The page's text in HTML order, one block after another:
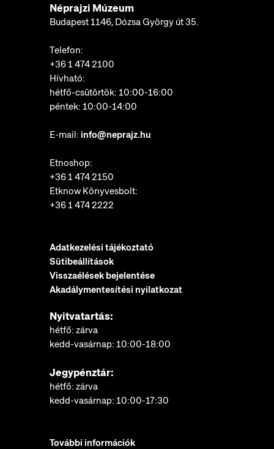
Néprajzi Múzeum
Budapest 1146, Dózsa György út 35.
Telefon:
+36 1 474 2100
Hívható:
hétfő-csütörtök: 10:00-16:00
péntek: 10:00-14:00
E-mail: info@neprajz.hu
Etnoshop:
+36 1 474 2150
Etknow Könyvesbolt:
+36 1 474 2222
Adatkezelési tájékoztató
Sütibeállítások
Visszaélések bejelentése
Akadálymentesítési nyilatkozat
Nyitvatartás:
hétfő: zárva
kedd-vasárnap: 10:00-18:00
Jegypénztár:
hétfő: zárva
kedd-vasárnap: 10:00-17:30
További információk